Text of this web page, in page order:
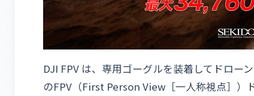
DJI FPV は、専用ゴーグルを装着してドロー
のFPV（First Person View［一人称視点］）